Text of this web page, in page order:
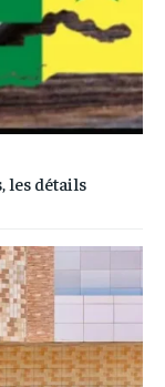
les détails